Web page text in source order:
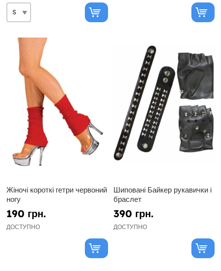
Жіночі короткі гетри червоний
ногу
190 грн.
ДОСТУПНО
Шиповані Байкер рукавички і
браслет
390 грн.
ДОСТУПНО